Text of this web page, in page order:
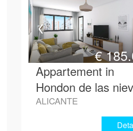
€
Appartement in
Hondon de las
ALICANTE